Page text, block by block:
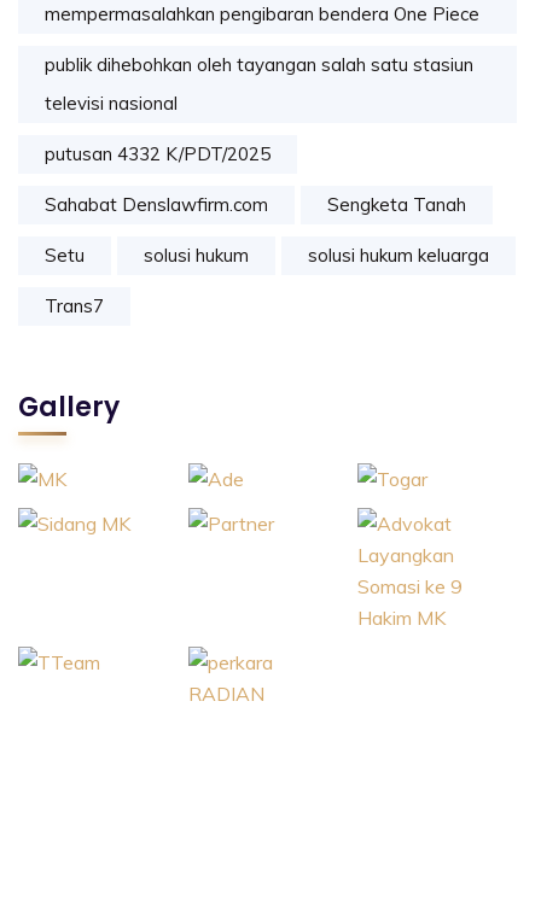
mempermasalahkan pengibaran bendera One Piece
publik dihebohkan oleh tayangan salah satu stasiun
televisi nasional
putusan 4332 K/PDT/2025
Sahabat Denslawfirm.com Sengketa Tanah
Setu solusi hukum solusi hukum keluarga
Trans7
Gallery